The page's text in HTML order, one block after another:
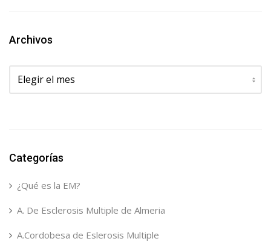
Archivos
Archivos
Categorías
¿Qué es la EM?
A. De Esclerosis Multiple de Almeria
A.Cordobesa de Eslerosis Multiple